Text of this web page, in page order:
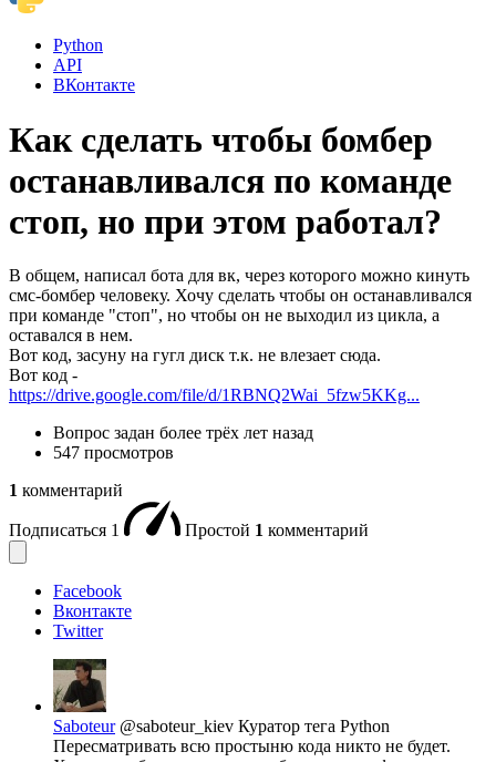
Python
API
ВКонтакте
Как сделать чтобы бомбер
останавливался по команде
стоп, но при этом работал?
В общем, написал бота для вк, через которого можно кинуть
смс-бомбер человеку. Хочу сделать чтобы он останавливался
при команде "стоп", но чтобы он не выходил из цикла, а
оставался в нем.
Вот код, засуну на гугл диск т.к. не влезает сюда.
Вот код -
https://drive.google.com/file/d/1RBNQ2Wai_5fzw5KKg...
Вопрос задан более трёх лет назад
547 просмотров
1 комментарий
Подписаться 1 Простой 1 комментарий
Facebook
Вконтакте
Twitter
Saboteur @saboteur_kiev Куратор тега Python
Пересматривать всю простыню кода никто не будет.